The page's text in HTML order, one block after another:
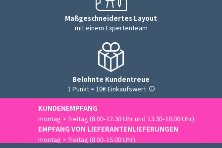
Maßgeschneidertes Layout
mit einem Expertenteam
Belohnte Kundentreue
1 Punkt = 10€ Einkaufswert
KUNDENEMPFANG
montag > freitag (8.00-12.30 Uhr und 13.30-18.00 Uhr)
EMPFANG VON LIEFERANTENLIEFERUNGEN
montag > freitag (8.00-15.00 Uhr)